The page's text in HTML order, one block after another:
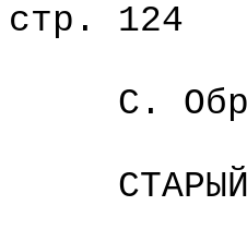
стр. 124
С.
СТАРЫЙ